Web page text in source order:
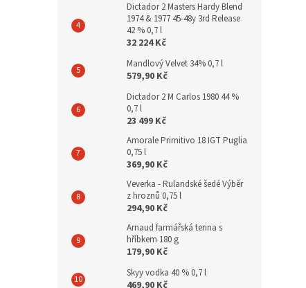
Dictador 2 Masters Hardy Blend
1974 & 1977 45-48y 3rd Release
42 % 0,7 l
32 224 Kč
Mandlový Velvet 34% 0,7 l
579,90 Kč
Dictador 2 M Carlos 1980 44 %
0,7 l
23 499 Kč
Amorale Primitivo 18 IGT Puglia
0,75 l
369,90 Kč
Veverka - Rulandské šedé Výběr
z hroznů 0,75 l
294,90 Kč
Arnaud farmářská terina s
hříbkem 180 g
179,90 Kč
Skyy vodka 40 % 0,7 l